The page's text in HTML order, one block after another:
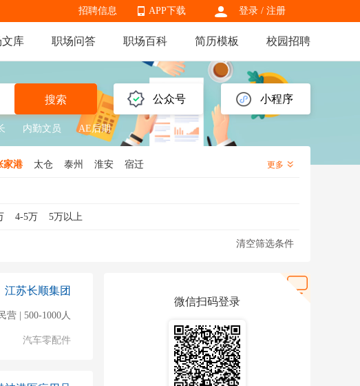
登录 / 注册
APP下载
APP下载
招聘信息
库 职场问答 职场百科 简历模板 校园招聘
公众号 小程序
搜索
内勤文员 AE后期
家港 太仓 泰州 淮安 宿迁 更多
4-5万 5万以上
清空筛选条件
江苏长顺集团
营 | 500-1000人
汽车零配件
微信扫码登录